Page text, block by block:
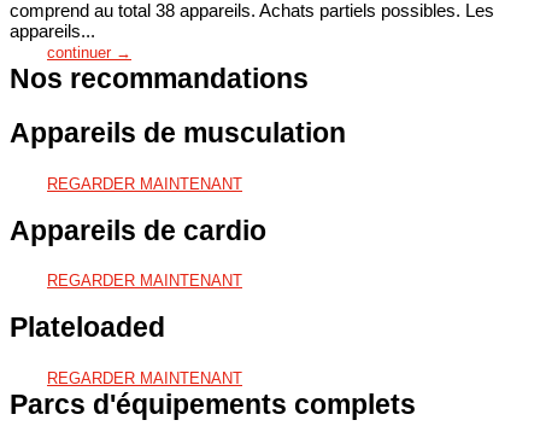
comprend au total 38 appareils. Achats partiels possibles. Les
appareils...
continuer →
Nos recommandations
Appareils de musculation
REGARDER MAINTENANT
Appareils de cardio
REGARDER MAINTENANT
Plateloaded
REGARDER MAINTENANT
Parcs d'équipements complets